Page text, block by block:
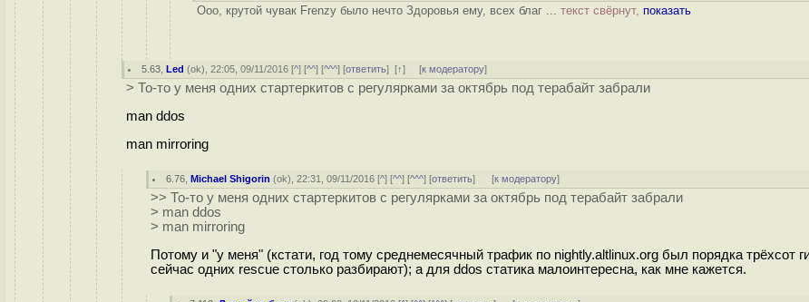
Ооо, крутой чувак Frenzy было нечто Здоровья ему, всех благ ... текст свёрнут, показать
5.63 ,Led (ok), 22:05, 09/11/2016 [^] [^^] [^^^] [ответить][↑] [к модератору]
> То-то у меня одних стартеркитов с регулярками за октябрь под терабайт забрали
man ddos
man mirroring
6.76 ,Michael Shigorin (ok), 22:31, 09/11/2016 [^] [^^] [^^^] [ответить] [к модератору]
>> То-то у меня одних стартеркитов с регулярками за октябрь под терабайт забрали
> man ddos
> man mirroring
Потому и "у меня" (кстати, год тому среднемесячный трафик по nightly.altlinux.org был порядка трёхсот
сейчас одних rescue столько разбирают); а для ddos статика малоинтересна, как мне кажется.